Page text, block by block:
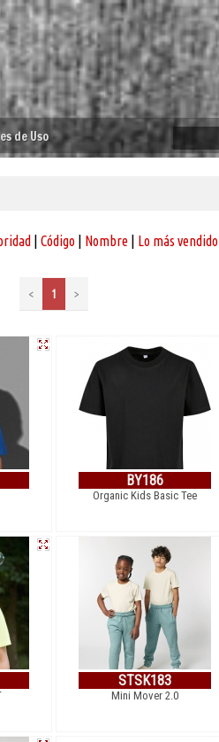
de Uso
Código Nombre Lo más vendido
< 1 >
BY186
Organic Kids Basic Tee
STSK183
Mini Mover 2.0